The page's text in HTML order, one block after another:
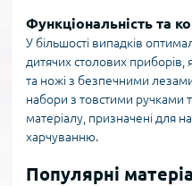
Функціональність та
У більшості випадків
дитячих столових
та ножі з безпечними
набори з товстими ручками
матеріалу, призначені для
харчуванню.
Популярні